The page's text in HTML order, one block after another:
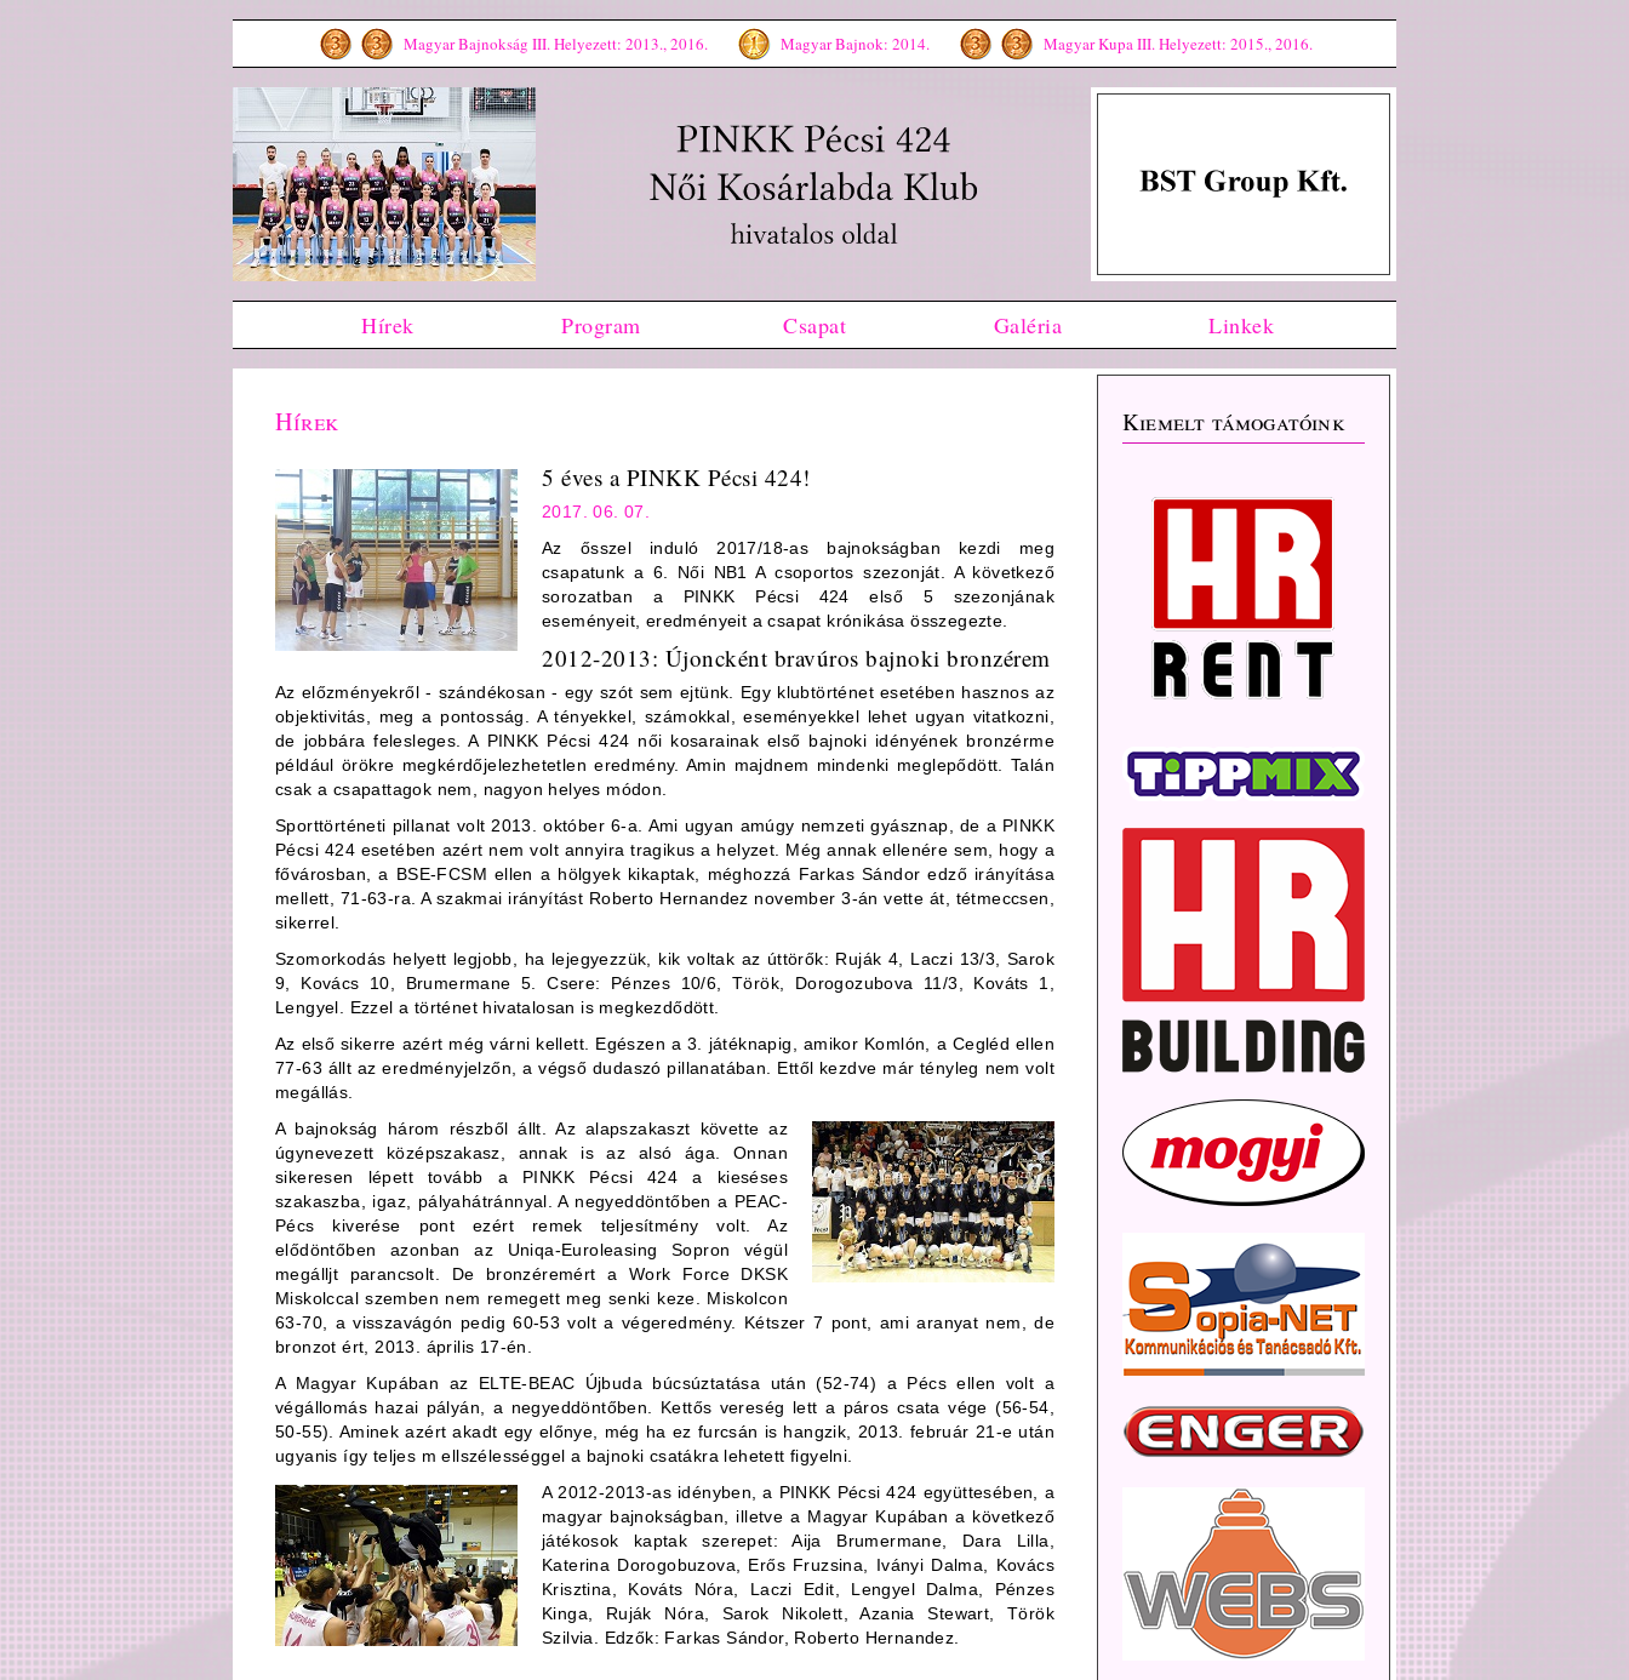
Magyar Bajnokság III. Helyezett: 2013., 2016. Magyar Bajnok: 2014. Magyar Kupa III. Helyezett: 2015., 2016.
Hírek Program Csapat Galéria Linkek
Kiemelt támogatóink
Hírek
5 éves a PINKK Pécsi 424!
2017. 06. 07.
Az ősszel induló 2017/18-as bajnokságban kezdi meg
csapatunk a 6. Női NB1 A csoportos szezonját. A következő
sorozatban a PINKK Pécsi 424 első 5 szezonjának
eseményeit, eredményeit a csapat krónikása összegezte.
2012-2013: Újoncként bravúros bajnoki bronzérem
Az előzményekről - szándékosan - egy szót sem ejtünk. Egy klubtörténet esetében hasznos az
objektivitás, meg a pontosság. A tényekkel, számokkal, eseményekkel lehet ugyan vitatkozni,
de jobbára felesleges. A PINKK Pécsi 424 női kosarainak első bajnoki idényének bronzérme
például örökre megkérdőjelezhetetlen eredmény. Amin majdnem mindenki meglepődött. Talán
csak a csapattagok nem, nagyon helyes módon.
Sporttörténeti pillanat volt 2013. október 6-a. Ami ugyan amúgy nemzeti gyásznap, de a PINKK
Pécsi 424 esetében azért nem volt annyira tragikus a helyzet. Még annak ellenére sem, hogy a
fővárosban, a BSE-FCSM ellen a hölgyek kikaptak, méghozzá Farkas Sándor edző irányítása
mellett, 71-63-ra. A szakmai irányítást Roberto Hernandez november 3-án vette át, tétmeccsen,
sikerrel.
Szomorkodás helyett legjobb, ha lejegyezzük, kik voltak az úttörők: Ruják 4, Laczi 13/3, Sarok
9, Kovács 10, Brumermane 5. Csere: Pénzes 10/6, Török, Dorogozubova 11/3, Kováts 1,
Lengyel. Ezzel a történet hivatalosan is megkezdődött.
Az első sikerre azért még várni kellett. Egészen a 3. játéknapig, amikor Komlón, a Cegléd ellen
77-63 állt az eredményjelzőn, a végső dudaszó pillanatában. Ettől kezdve már tényleg nem volt
megállás.
A bajnokság három részből állt. Az alapszakaszt követte az
úgynevezett középszakasz, annak is az alsó ága. Onnan
sikeresen lépett tovább a PINKK Pécsi 424 a kieséses
szakaszba, igaz, pályahátránnyal. A negyeddöntőben a PEAC-
Pécs kiverése pont ezért remek teljesítmény volt. Az
elődöntőben azonban az Uniqa-Euroleasing Sopron végül
megálljt parancsolt. De bronzéremért a Work Force DKSK
Miskolccal szemben nem remegett meg senki keze. Miskolcon
63-70, a visszavágón pedig 60-53 volt a végeredmény. Kétszer 7 pont, ami aranyat nem, de
bronzot ért, 2013. április 17-én.
A Magyar Kupában az ELTE-BEAC Újbuda búcsúztatása után (52-74) a Pécs ellen volt a
végállomás hazai pályán, a negyeddöntőben. Kettős vereség lett a páros csata vége (56-54,
50-55). Aminek azért akadt egy előnye, még ha ez furcsán is hangzik, 2013. február 21-e után
ugyanis így teljes m ellszélességgel a bajnoki csatákra lehetett figyelni.
A 2012-2013-as idényben, a PINKK Pécsi 424 együttesében, a
magyar bajnokságban, illetve a Magyar Kupában a következő
játékosok kaptak szerepet: Aija Brumermane, Dara Lilla,
Katerina Dorogobuzova, Erős Fruzsina, Iványi Dalma, Kovács
Krisztina, Kováts Nóra, Laczi Edit, Lengyel Dalma, Pénzes
Kinga, Ruják Nóra, Sarok Nikolett, Azania Stewart, Török
Szilvia. Edzők: Farkas Sándor, Roberto Hernandez.